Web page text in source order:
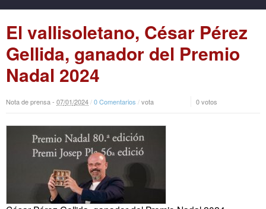
El vallisoletano, César Pérez
Gellida, ganador del Premio
Nadal 2024
Nota de prensa - 07/01/2024/0 Comentarios /vota 0 votos